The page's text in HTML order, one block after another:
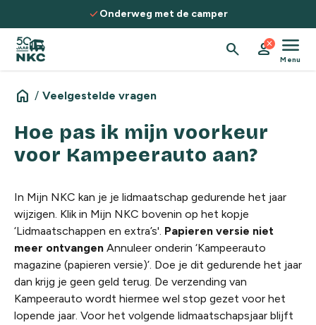
Spring naar de inhoud
checkOnderweg met de camper
search person
close menu
Menu
home / Veelgestelde vragen
Hoe pas ik mijn voorkeur
voor Kampeerauto aan?
In Mijn NKC kan je je lidmaatschap gedurende het jaar
wijzigen. Klik in Mijn NKC bovenin op het kopje
‘Lidmaatschappen en extra’s'. Papieren versie niet
meer ontvangen Annuleer onderin ‘Kampeerauto
magazine (papieren versie)’. Doe je dit gedurende het jaar
dan krijg je geen geld terug. De verzending van
Kampeerauto wordt hiermee wel stop gezet voor het
lopende jaar. Voor het volgende lidmaatschapsjaar blijft